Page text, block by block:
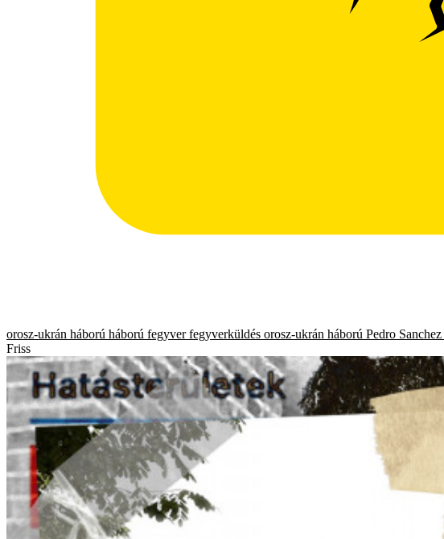
orosz-ukrán háború háború fegyver fegyverküldés orosz-ukrán háború Pedro Sanchez
Friss